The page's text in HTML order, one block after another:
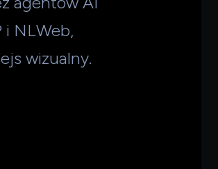
NLWeb,
wizualny.